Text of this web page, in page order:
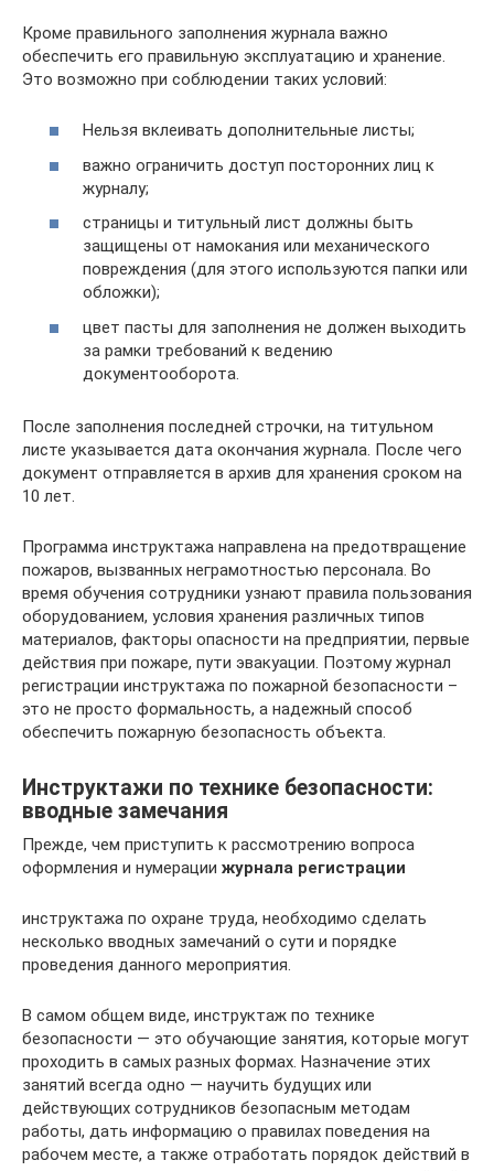
Кроме правильного заполнения журнала важно
обеспечить его правильную эксплуатацию и хранение.
Это возможно при соблюдении таких условий:
Нельзя вклеивать дополнительные листы;
важно ограничить доступ посторонних лиц к
журналу;
страницы и титульный лист должны быть
защищены от намокания или механического
повреждения (для этого используются папки или
обложки);
цвет пасты для заполнения не должен выходить
за рамки требований к ведению
документооборота.
После заполнения последней строчки, на титульном
листе указывается дата окончания журнала. После чего
документ отправляется в архив для хранения сроком на
10 лет.
Программа инструктажа направлена на предотвращение
пожаров, вызванных неграмотностью персонала. Во
время обучения сотрудники узнают правила пользования
оборудованием, условия хранения различных типов
материалов, факторы опасности на предприятии, первые
действия при пожаре, пути эвакуации. Поэтому журнал
регистрации инструктажа по пожарной безопасности –
это не просто формальность, а надежный способ
обеспечить пожарную безопасность объекта.
Инструктажи по технике безопасности:
вводные замечания
Прежде, чем приступить к рассмотрению вопроса
оформления и нумерации журнала регистрации
инструктажа по охране труда, необходимо сделать
несколько вводных замечаний о сути и порядке
проведения данного мероприятия.
В самом общем виде, инструктаж по технике
безопасности — это обучающие занятия, которые могут
проходить в самых разных формах. Назначение этих
занятий всегда одно — научить будущих или
действующих сотрудников безопасным методам
работы, дать информацию о правилах поведения на
рабочем месте, а также отработать порядок действий в